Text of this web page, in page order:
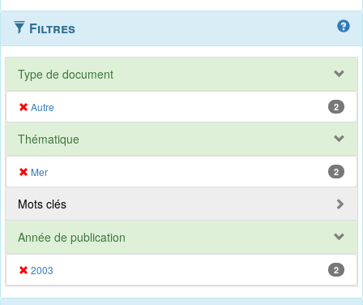
Filtres
Type de document
Autre 2
Thématique
Mer 2
Mots clés
Année de publication
2003 2